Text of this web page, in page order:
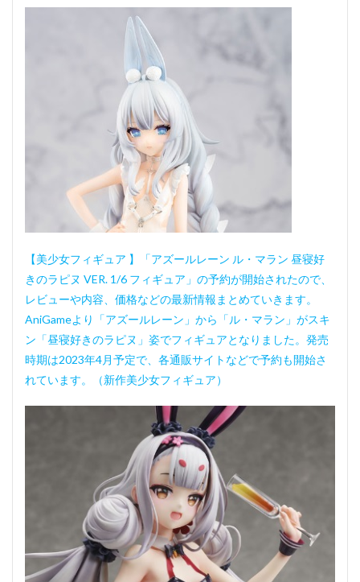
【美少女フィギュア 】「アズールレーン ル・マラン 昼寝好
きのラピヌ VER. 1/6 フィギュア」の予約が開始されたので、
レビューや内容、価格などの最新情報まとめていきます。
AniGameより「アズールレーン」から「ル・マラン」がスキ
ン「昼寝好きのラピヌ」姿でフィギュアとなりました。発売
時期は2023年4月予定で、各通販サイトなどで予約も開始さ
れています。（新作美少女フィギュア）